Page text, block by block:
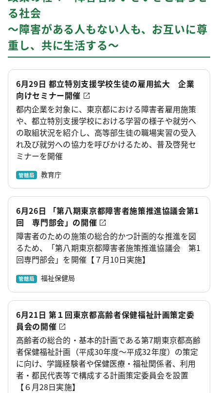
る社会
～障害がある人もない人も、お互いに尊
重し、共に生活する～
6月29日 都立特別支援学校生徒の雇用拡大 企業
向けセミナー開催
都内企業を対象に、東京都における障害者雇用施策
や、都立特別支援学校における学習の様子や就労へ
の取組状況を紹介し、高等部生徒の職場実習の受入
れ及び就労への協力を呼びかけるため、普及啓発セ
ミナーを開催
管轄局 教育庁
6月26日 「第八期東京都障害者施策推進協議会第1
回 専門部会」の開催
障害者のための施策の総合的かつ計画的な推進を図
るため、「第八期東京都障害者施策推進協議会 第1
回専門部会」を開催【７月10日実施】
管轄局 福祉保健局
6月21日 第１回東京都高齢者保健福祉計画策定委
員会の開催
高齢者の総合的・基本的計画である第7期東京都高齢
者保健福祉計画（平成30年度～平成32年度）の策定
に向け、学識経験者や保健医療・福祉関係者、利用
者・都民代表等で構成する計画策定委員会を設置
【６月28日実施】